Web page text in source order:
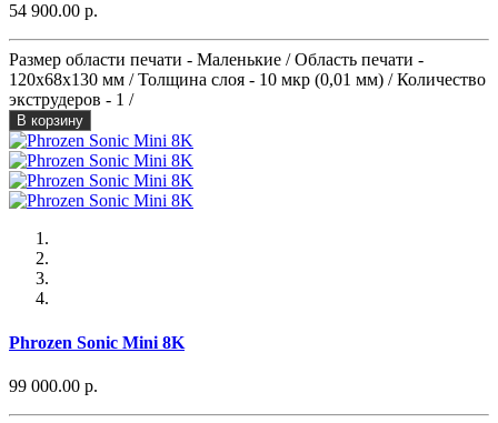
54 900.00 р.
Размер области печати - Маленькие / Область печати -
120x68x130 мм / Толщина слоя - 10 мкр (0,01 мм) / Количество
экструдеров - 1 /
В корзину
Phrozen Sonic Mini 8K
99 000.00 р.